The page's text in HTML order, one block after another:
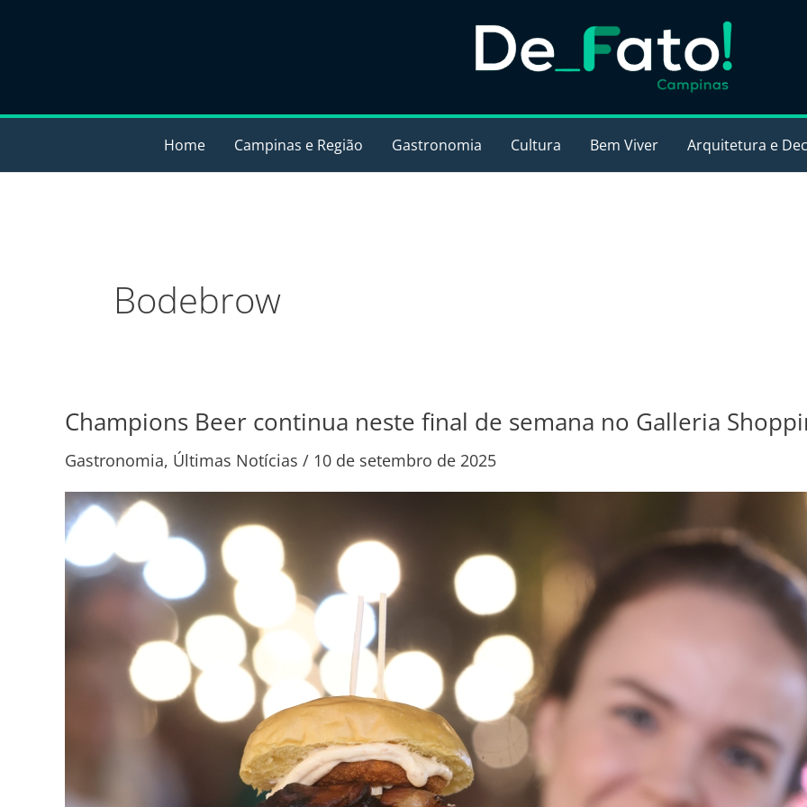
Home Campinas e Região Gastronomia Cultura Bem Viver Arquitetura e
Bodebrow
Champions Beer continua neste final de semana no Galleria
Gastronomia, Últimas Notícias / 10 de setembro de 2025
Champions
continua
neste
final
de
semana
Shopping